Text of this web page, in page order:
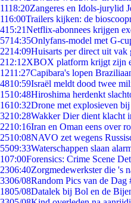
1118:20Zangeres en Idols-jurylid
116:00Trailers kijken: de
415:21Netflix-abonnees krijgen
5714:35Onlyfans-model met G-
2214:09Huisarts per direct uit vak
212:12XBOX platform krijgt zijn
1211:27Capibara's lopen
4810:59Israël meldt dood twee
1510:48Hiroshima herdenkt
1610:32Drone met explosieven
3210:28Wakker Dier dient klacht
2210:16Iran en Oman eens over
2510:08NAVO zet wegens
5509:33Waterschappen slaan
107:00Forensics: Crime Scene
2306:40Zorgmedewerkster die 's
3306/08Random Pics van de Dag
1805/08Datalek bij Bol en de